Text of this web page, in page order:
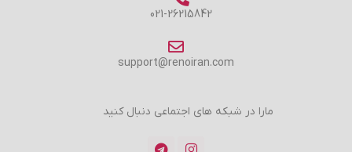
021-26215842
support@renoiran.com
مارا در شبکه های اجتماعی دنبال کنید